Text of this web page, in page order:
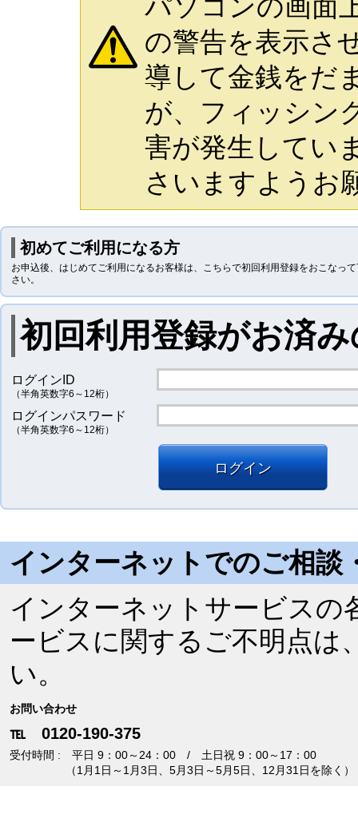
パソコンの画面
の警告を表示さ
導して金銭をだ
が、フィッシン
害が発生してい
さいますようお
初めてご利用になる方
お申込後、はじめてご利用になるお客様は、こちらで初回利用登録をおこなっ
さい。
初回利用登録がお済
ログインID
（半角英数字6～12桁）
ログインパスワード
（半角英数字6～12桁）
ログイン
インターネットでのご相談
インターネットサービスの
ービスに関するご不明点は
い。
お問い合わせ
℡ 0120-190-375
受付時間
平日 9：00～24：00 / 土日祝 9：00～17：00
（1月1日～1月3日、5月3日～5月5日、12月31日を除く）